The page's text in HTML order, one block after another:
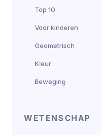
Top 10
Voor kinderen
Geometrisch
Kleur
Beweging
WETENSCHAP